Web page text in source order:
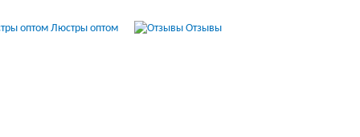
Люстры оптом Отзывы